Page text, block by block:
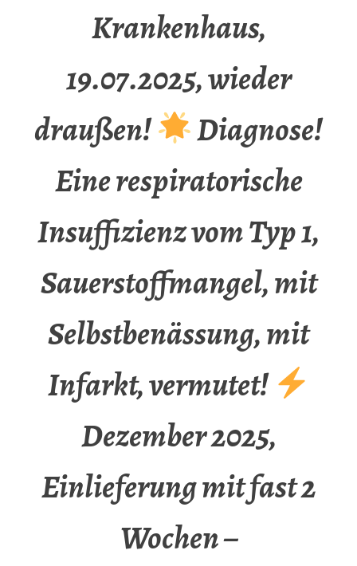
Krankenhaus,
19.07.2025, wieder
draußen!
Diagnose!
Eine respiratorische
Insuffizienz vom Typ 1,
Sauerstoffmangel, mit
Selbstbenässung, mit
Infarkt, vermutet!
Dezember 2025,
Einlieferung mit fast 2
Wochen –